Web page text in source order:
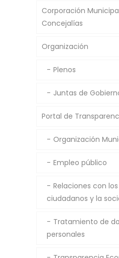
Corporación
Concejalías
Organización
Plenos
Juntas de
Portal de
Organización
Empleo público
Relaciones con los
ciudadanos y la
Tratamiento de
personales